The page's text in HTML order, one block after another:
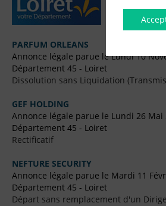
PARFUM ORLEANS
Annonce légale parue le Lundi 10
Département 45 - Loiret
Dissolution sans Liquidation
GEF HOLDING
Annonce légale parue le Lundi 26 Mai
Département 45 - Loiret
Rectificatif
NEFTURE SECURITY
Annonce légale parue le Mardi 11
Département 45 - Loiret
Départ sans remplacement d'un